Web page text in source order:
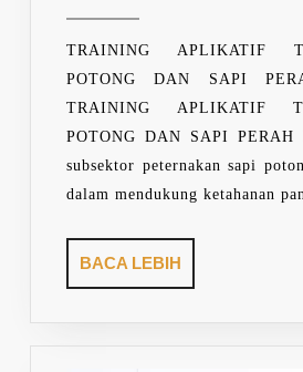
DAN
SAPI
TRAINING APLIKATIF
POTONG DAN SAPI
TRAINING APLIKATIF
POTONG DAN SAPI PERAH
subsektor peternakan sapi
dalam mendukung ketahanan
BACA LEBIH
LEBIH